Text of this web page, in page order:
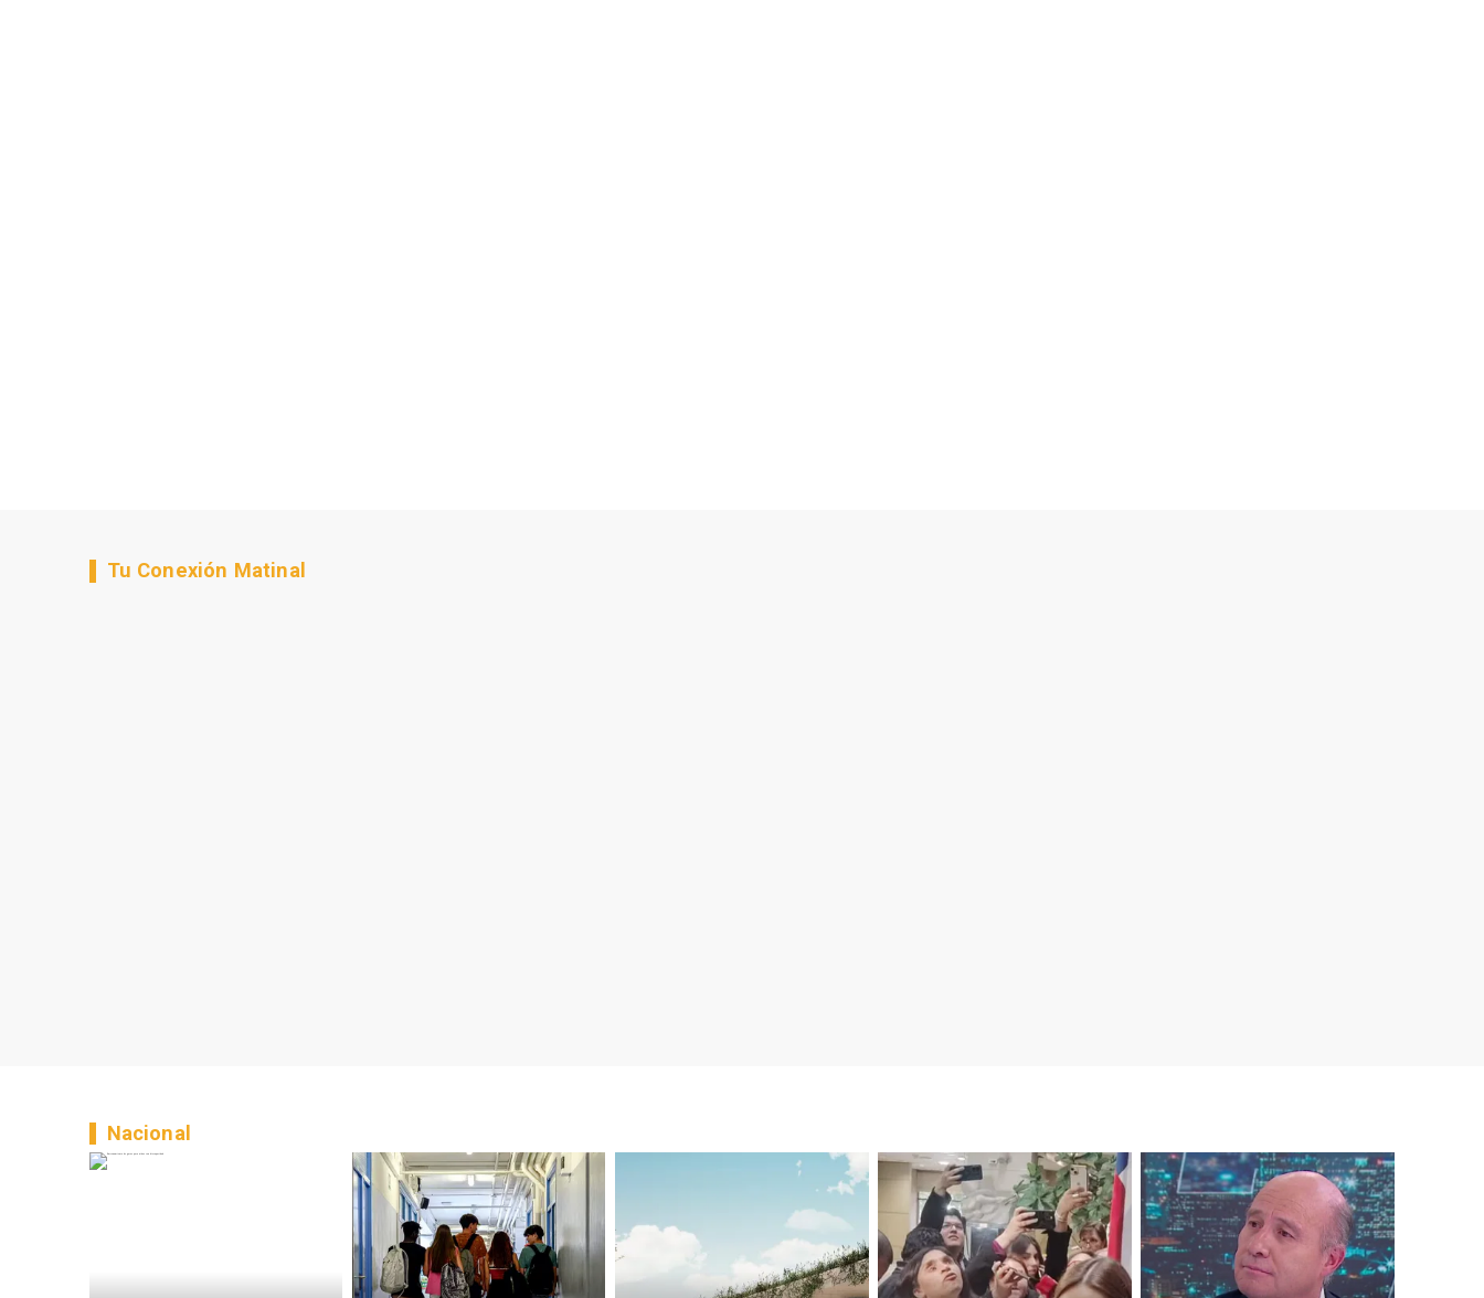
Tu Conexión Matinal
Nacional